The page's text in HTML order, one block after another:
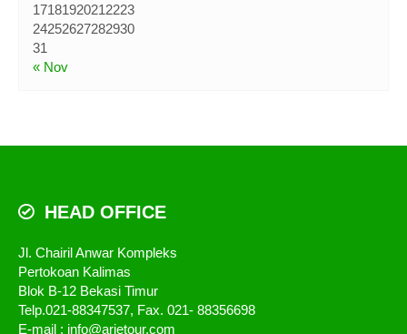
« Nov
17181920212223
24252627282930
31
HEAD OFFICE
Jl. Chairil Anwar Kompleks
Pertokoan Kalimas
Blok B-12 Bekasi Timur
Telp.021-88347537, Fax. 021- 88356698
E-mail : info@arietour.com